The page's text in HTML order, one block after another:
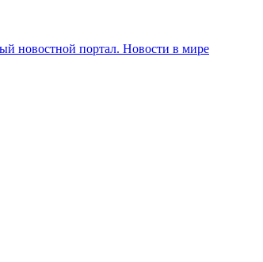
новостной портал. Новости в мире